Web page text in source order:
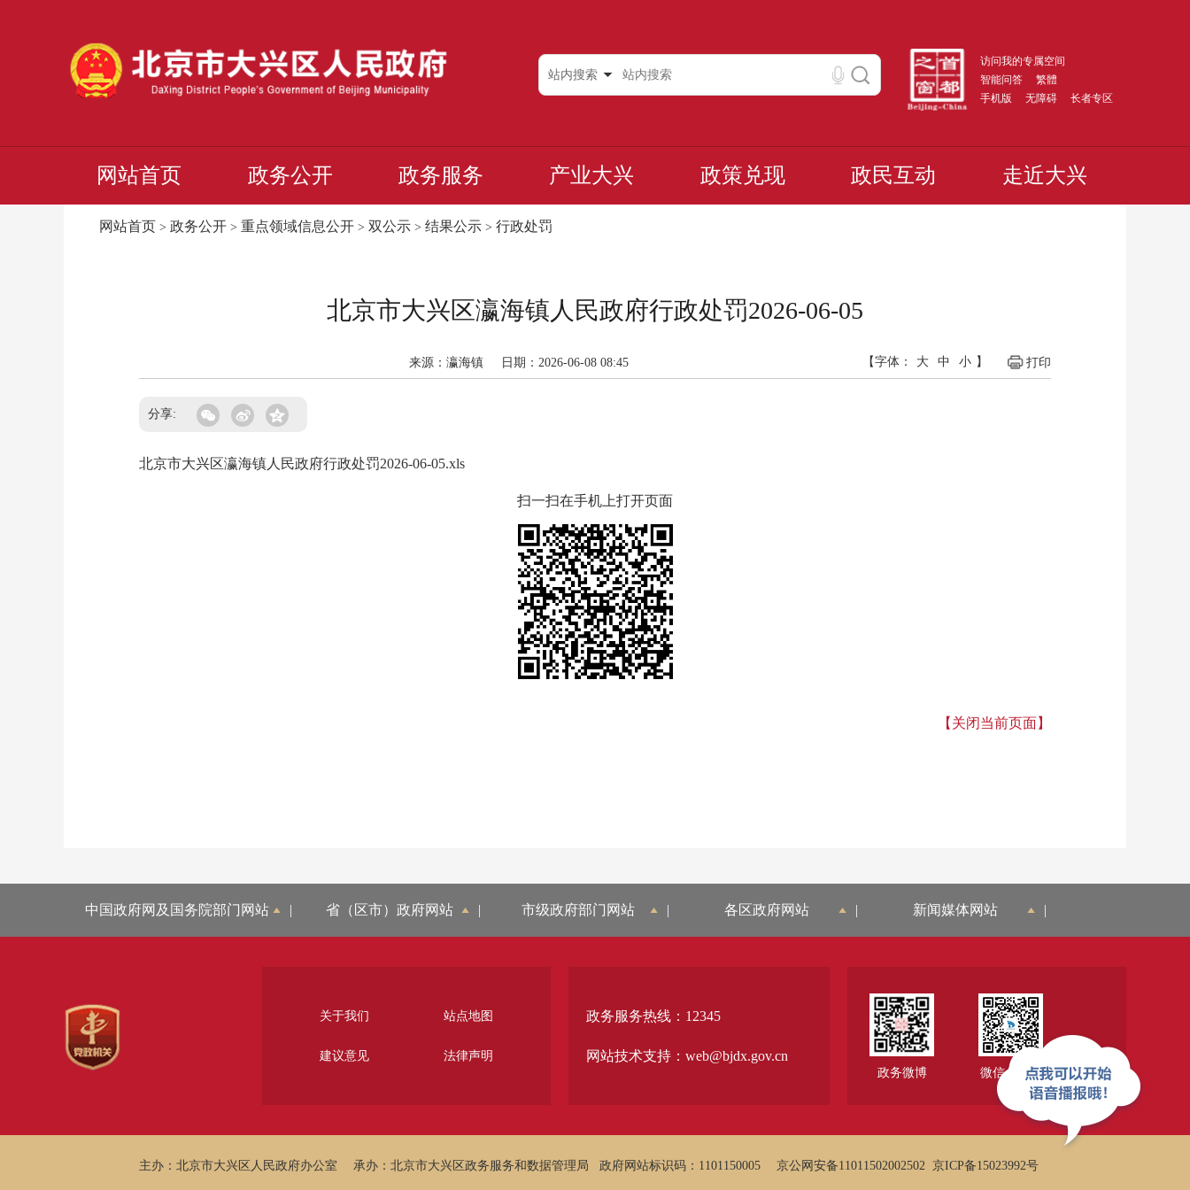
访问我的专属空间
智能问答
繁體
手机版
无障碍 长者专区
站内搜索
网站首页 政务公开 政务服务 产业大兴 政策兑现 政民互动 走近大兴
网站首页 > 政务公开 > 重点领域信息公开 > 双公示 > 结果公示 > 行政处罚
北京市大兴区瀛海镇人民政府行政处罚2026-06-05
来源：瀛海镇 日期：2026-06-08 08:45 打印
【字体： 大 中 小 】
分享:
北京市大兴区瀛海镇人民政府行政处罚2026-06-05.xls
扫一扫在手机上打开页面
【关闭当前页面】
中国政府网及国务院部门网站 | 省（区市）政府网站 | 市级政府部门网站 | 各区政府网站 | 新闻媒体网站 |
关于我们 站点地图
建议意见 法律声明
政务服务热线：12345
网站技术支持：web@bjdx.gov.cn
政务微博 微信公众号
主办：北京市大兴区人民政府办公室 承办：北京市大兴区政务服务和数据管理局 政府网站标识码：1101150005 京公网安备11011502002502 京ICP备15023992号